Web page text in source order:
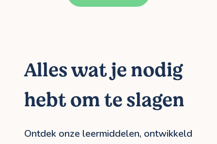
Alles wat je nodig
hebt om te slagen
Ontdek onze leermiddelen, ontwikkeld